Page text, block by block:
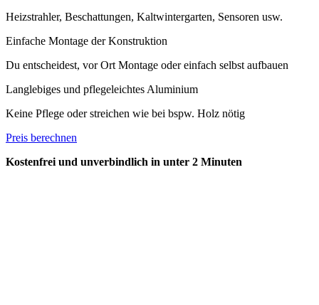
Heizstrahler, Beschattungen, Kaltwintergarten, Sensoren usw.
Einfache Montage der Konstruktion
Du entscheidest, vor Ort Montage oder einfach selbst aufbauen
Langlebiges und pflegeleichtes Aluminium
Keine Pflege oder streichen wie bei bspw. Holz nötig
Preis berechnen
Kostenfrei und unverbindlich in unter 2 Minuten